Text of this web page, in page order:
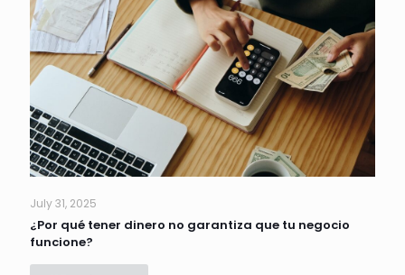
July 31, 2025
¿Por qué tener dinero no garantiza que tu negocio
funcione?